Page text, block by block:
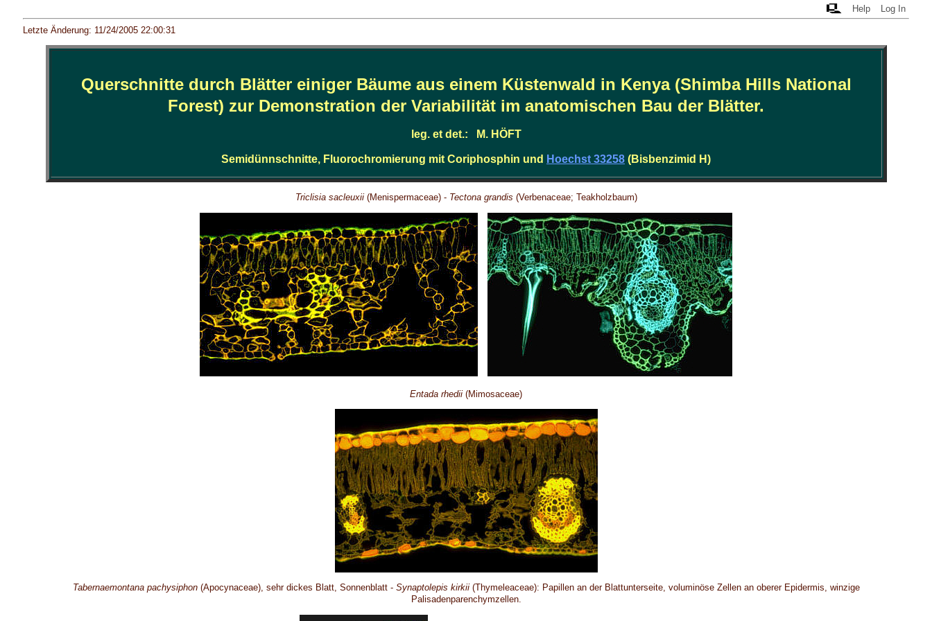
Help Log In
Letzte Änderung: 11/24/2005 22:00:31
Querschnitte durch Blätter einiger Bäume aus einem Küstenwald in Kenya (Shimba Hills National
Forest) zur Demonstration der Variabilität im anatomischen Bau der Blätter.
leg. et det.: M. HÖFT
Semidünnschnitte, Fluorochromierung mit Coriphosphin und Hoechst 33258 (Bisbenzimid H)
Triclisia sacleuxii(Menispermaceae) - Tectona grandis (Verbenaceae; Teakholzbaum)
Entada rhedii (Mimosaceae)
Tabernaemontana pachysiphon(Apocynaceae), sehr dickes Blatt, Sonnenblatt - Synaptolepis kirkii (Thymeleaceae): Papillen an der Blattunterseite, voluminöse Zellen an oberer Epidermis, winzige
Palisadenparenchymzellen.